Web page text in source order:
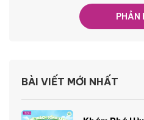
BÀI VIẾT MỚI NHẤT